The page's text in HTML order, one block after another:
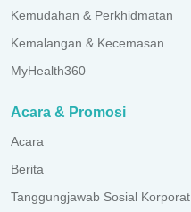
Kemudahan & Perkhidmatan
Kemalangan & Kecemasan
MyHealth360
Acara & Promosi
Acara
Berita
Tanggungjawab Sosial Korporat